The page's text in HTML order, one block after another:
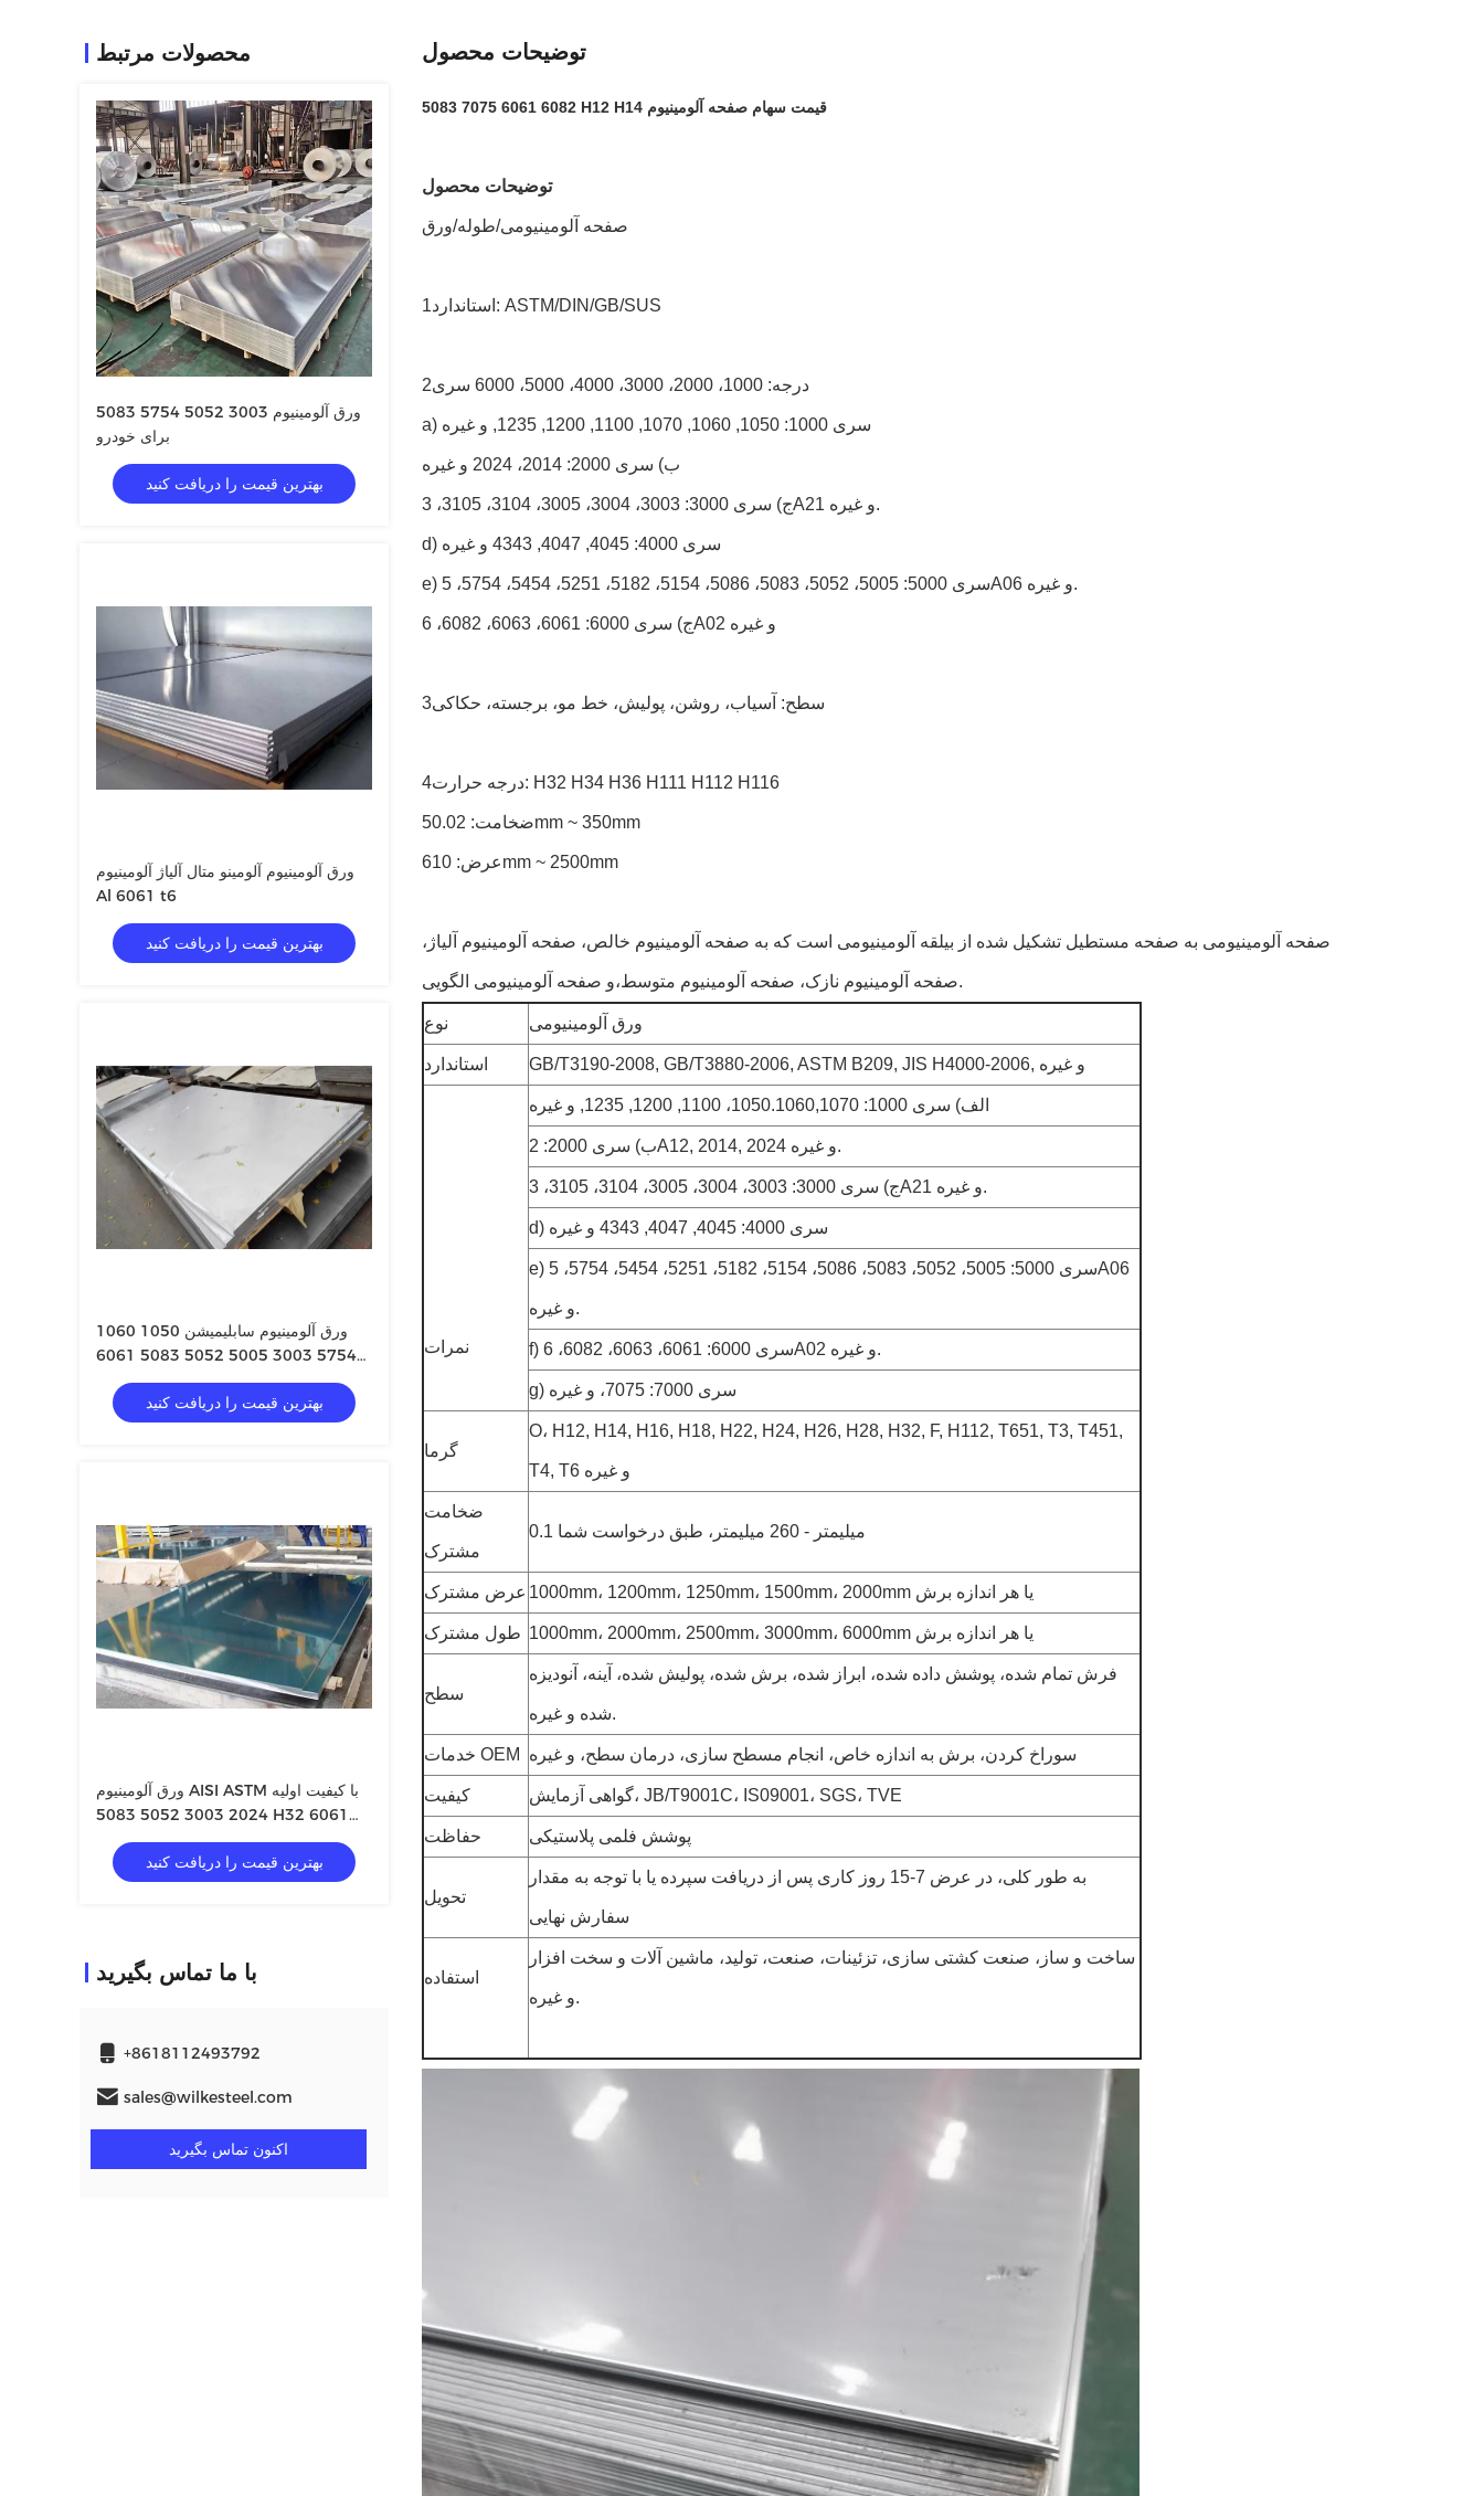
ارسال
محصولات مرتبط
ورق آلومینیوم 3003 5052 5754 5083
برای خودرو
بهترین قیمت را دریافت کنید
ورق آلومینیوم آلومینو متال آلیاژ آلومینیوم
Al 6061 t6
بهترین قیمت را دریافت کنید
ورق آلومینیوم سابلیمیشن 1050 1060
5754 3003 5005 5052 5083 6061
6063 7075 صفحه سیم پیچ نوار ورق
آلومینیوم H26 T6
بهترین قیمت را دریافت کنید
ورق آلومینیوم AISI ASTM با کیفیت اولیه
2024 3003 5052 5083 H32 6061
7075 T6 ورق های آلومینیومی
بهترین قیمت را دریافت کنید
با ما تماس بگیرید
+8618112493792
sales@wilkesteel.com
اکنون تماس بگیرید
توضیحات محصول
5083 7075 6061 6082 H12 H14 قیمت سهام صفحه آلومینیوم
توضیحات محصول
صفحه آلومینیومی/طوله/ورق
1استاندارد: ASTM/DIN/GB/SUS
2درجه: 1000، 2000، 3000، 4000، 5000، 6000 سری
a) سری 1000: 1050, 1060, 1070, 1100, 1200, 1235, و غیره
ب) سری 2000: 2014، 2024 و غیره
ج) سری 3000: 3003، 3004، 3005، 3104، 3105، 3A21 و غیره.
d) سری 4000: 4045, 4047, 4343 و غیره
e) سری 5000: 5005، 5052، 5083، 5086، 5154، 5182، 5251، 5454، 5754، 5A06 و غیره.
ج) سری 6000: 6061، 6063، 6082، 6A02 و غیره
3سطح: آسیاب، روشن، پولیش، خط مو، برجسته، حکاکی
4درجه حرارت: H32 H34 H36 H111 H112 H116
5ضخامت: 0.02mm ~ 350mm
6عرض: 10mm ~ 2500mm
صفحه آلومینیومی به صفحه مستطیل تشکیل شده از بیلقه آلومینیومی است که به صفحه آلومینیوم خالص، صفحه آلومینیوم آلیاژ،
صفحه آلومینیوم نازک، صفحه آلومینیوم متوسط،و صفحه آلومینیومی الگویی.
نوع ورق آلومینیومی
استاندارد GB/T3190-2008, GB/T3880-2006, ASTM B209, JIS H4000-2006, و غیره
نمرات
الف) سری 1000: 1050.1060,1070، 1100, 1200, 1235, و غیره
ب) سری 2000: 2A12, 2014, 2024 و غیره.
ج) سری 3000: 3003، 3004، 3005، 3104، 3105، 3A21 و غیره.
d) سری 4000: 4045, 4047, 4343 و غیره
e) سری 5000: 5005، 5052، 5083، 5086، 5154، 5182، 5251، 5454، 5754، 5A06
و غیره.
f) سری 6000: 6061، 6063، 6082، 6A02 و غیره.
g) سری 7000: 7075، و غیره
گرما
O، H12, H14, H16, H18, H22, H24, H26, H28, H32, F, H112, T651, T3, T451,
T4, T6 و غیره
ضخامت
مشترک
0.1 میلیمتر - 260 میلیمتر، طبق درخواست شما
عرض مشترک 1000mm، 1200mm، 1250mm، 1500mm، 2000mm یا هر اندازه برش
طول مشترک 1000mm، 2000mm، 2500mm، 3000mm، 6000mm یا هر اندازه برش
سطح
فرش تمام شده، پوشش داده شده، ابراز شده، برش شده، پولیش شده، آینه، آنودیزه
شده و غیره.
خدمات OEM سوراخ کردن، برش به اندازه خاص، انجام مسطح سازی، درمان سطح، و غیره
کیفیت گواهی آزمایش، JB/T9001C، IS09001، SGS، TVE
حفاظت پوشش فلمی پلاستیکی
تحویل
به طور کلی، در عرض 7-15 روز کاری پس از دریافت سپرده یا با توجه به مقدار
سفارش نهایی
استفاده
ساخت و ساز، صنعت کشتی سازی، تزئینات، صنعت، تولید، ماشین آلات و سخت افزار
و غیره.